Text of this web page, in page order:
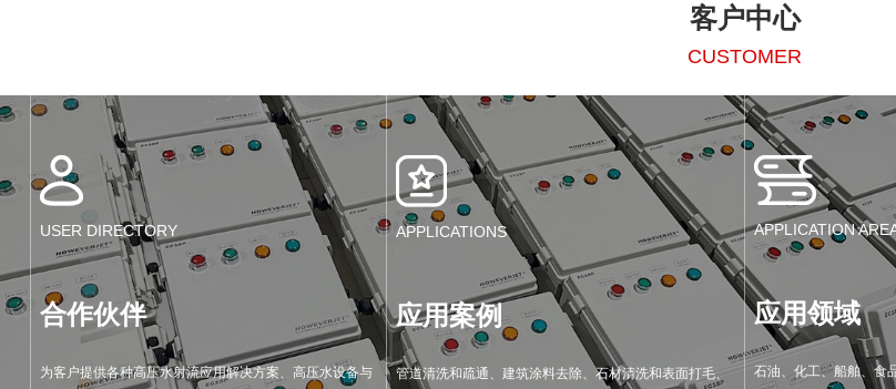
客户中心
CUSTOMER
USER DIRECTORY
合作伙伴
为客户提供各种高压水射流应用解决方案、高压水设备与
APPLICATIONS
应用案例
管道清洗和疏通、建筑涂料去除、石材清洗和表面打毛、
APPLICATION
应用领域
石油、化工、船舶、食